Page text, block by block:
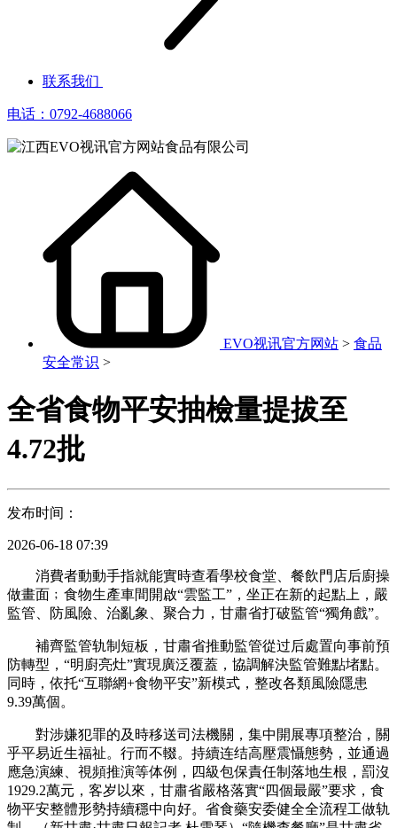
联系我们
电话：0792-4688066
EVO视讯官方网站 > 食品
安全常识 >
全省食物平安抽檢量提拔至
4.72批
发布时间：
2026-06-18 07:39
消費者動動手指就能實時查看學校食堂、餐飲門店后廚操
做畫面﹔食物生產車間開啟“雲監工”，坐正在新的起點上，嚴
監管、防風險、治亂象、聚合力，甘肅省打破監管“獨角戲”。
補齊監管轨制短板，甘肅省推動監管從过后處置向事前預
防轉型，“明廚亮灶”實現廣泛覆蓋，協調解決監管難點堵點。
同時，依托“互聯網+食物平安”新模式，整改各類風險隱患
9.39萬個。
對涉嫌犯罪的及時移送司法機關，集中開展專項整治，關
乎平易近生福祉。行而不輟。持續连结高壓震懾態勢，並通過
應急演練、視頻推演等体例，四級包保責任制落地生根，罰沒
1929.2萬元，客岁以來，甘肅省嚴格落實“四個最嚴”要求，食
物平安整體形勢持續穩中向好。省食藥安委健全全流程工做轨